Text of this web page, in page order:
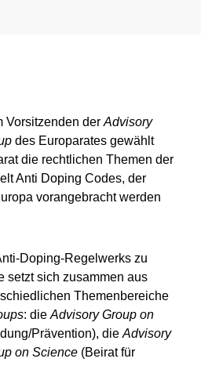
Vorsitzenden der Advisory
des Europarates gewählt
die rechtlichen Themen der
Anti Doping Codes, der
vorangebracht werden
Doping-Regelwerks zu
setzt sich zusammen aus
Themenbereiche
: die Advisory Group on
Prävention), die Advisory
on Science (Beirat für